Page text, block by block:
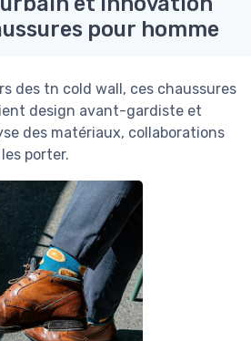
pour homme
des tn cold wall, ces chaussures
design avant-gardiste et
des matériaux, collaborations
porter.